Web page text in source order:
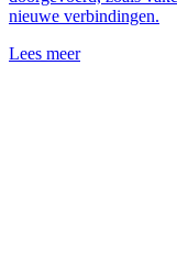
nieuwe verbindingen.
Lees meer